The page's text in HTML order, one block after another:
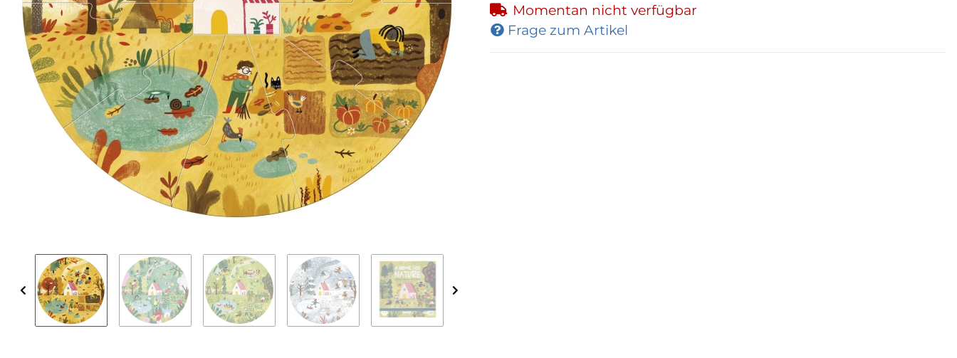
Momentan nicht verfügbar
Frage zum Artikel